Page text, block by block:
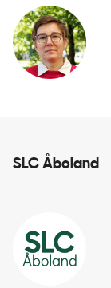
SLC Åboland